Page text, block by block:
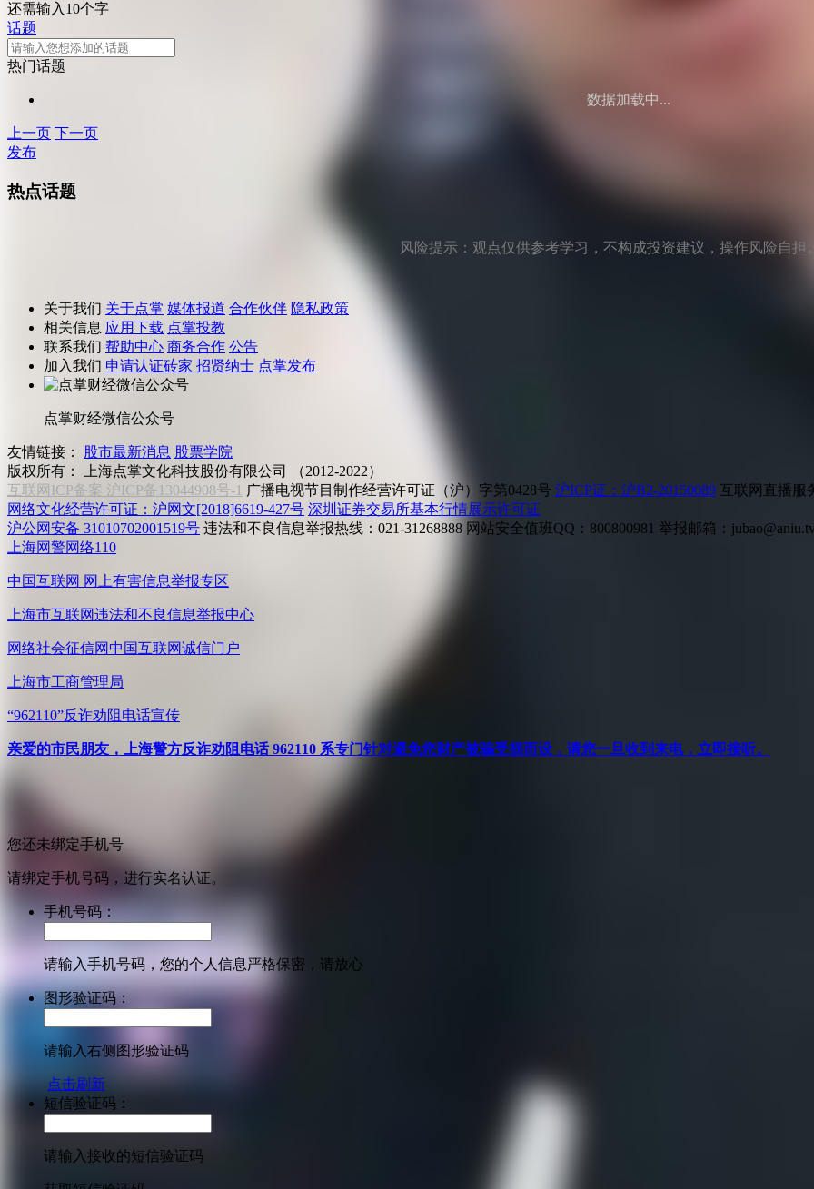
还需输入10个字
话题
热门话题
数据加载中...
上一页 下一页
发布
热点话题
风险提示：观点仅供参考学习，不构成投资建议，操作风险自担
关于我们 关于点掌 媒体报道 合作伙伴 隐私政策
相关信息 应用下载 点掌投教
联系我们 帮助中心 商务合作 公告
加入我们 申请认证砖家 招贤纳士 点掌发布
点掌财经微信公众号
友情链接： 股市最新消息 股票学院
版权所有：
上海点掌文化科技股份有限公司 （2012-2022）
互联网ICP备案 沪ICP备13044908号-1 广播电视节目制作经营许可证（沪）字第0428号 沪ICP证：沪B2-20150089 互联网直播服
网络文化经营许可证：沪网文[2018]6619-427号 深圳证券交易所基本行情展示许可证
沪公网安备 31010702001519号 违法和不良信息举报热线：021-31268888 网站安全值班QQ：800800981 举报邮箱：
上海网警网络110
中国互联网 网上有害信息举报专区
上海市互联网违法和不良信息举报中心
网络社会征信网 中国互联网诚信门户
上海市工商管理局
“962110”反诈劝阻电话宣传
亲爱的市民朋友，上海警方反诈劝阻电话 962110 系专门针对避免您财产被骗受损而设，请您一旦收到来电，立即接听。
您还未绑定手机号
请绑定手机号码，进行实名认证。
手机号码：
请输入手机号码，您的个人信息严格保密，请放心
图形验证码：
请输入右侧图形验证码
点击刷新
短信验证码：
请输入接收的短信验证码